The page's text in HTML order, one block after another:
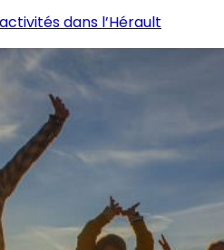
dans l’Hérault